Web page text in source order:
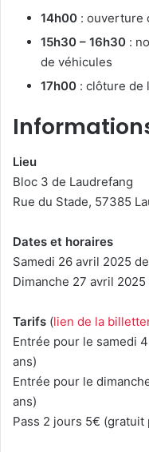
14h00 : ouverture
15h30 – 16h30 :
de véhicules
17h00 : clôture de
Lieu
Bloc 3 de Laudrefang
Rue du Stade, 57385
Dates et horaires
Samedi 26 avril 2025
Dimanche 27 avril
Tarifs (lien de la
Entrée pour le samedi
ans)
Entrée pour le
ans)
Pass 2 jours 5€ (gratuit